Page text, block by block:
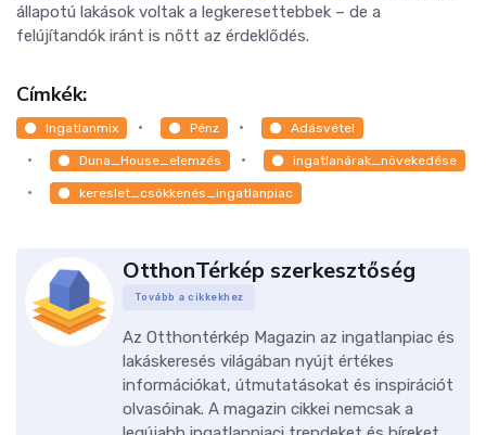
állapotú lakások voltak a legkeresettebbek – de a
felújítandók iránt is nőtt az érdeklődés.
Címkék:
Ingatlanmix Pénz Adásvétel
Duna_House_elemzés ingatlanárak_növekedése
kereslet_csökkenés_ingatlanpiac
OtthonTérkép szerkesztőség
Tovább a cikkekhez
Az Otthontérkép Magazin az ingatlanpiac és
lakáskeresés világában nyújt értékes
információkat, útmutatásokat és inspirációt
olvasóinak. A magazin cikkei nemcsak a